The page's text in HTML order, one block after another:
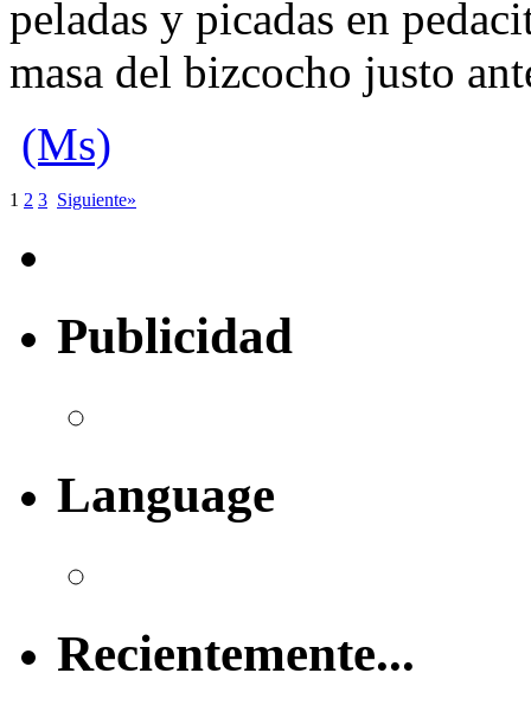
peladas y picadas en
masa del bizcocho justo
(Ms)
1 2 3 Siguiente»
Publicidad
Language
Recientemente...